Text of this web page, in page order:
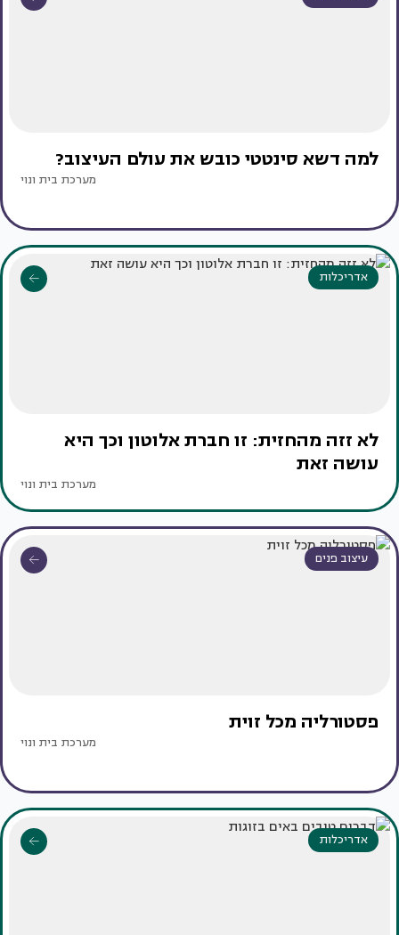
למה דשא סינטטי כובש את עולם העיצוב?
מערכת בית ונוי
אדריכלות
לא זזה מהחזית: זו חברת אלוטון וכך היא
עושה זאת
מערכת בית ונוי
עיצוב פנים
פסטורליה מכל זוית
מערכת בית ונוי
אדריכלות